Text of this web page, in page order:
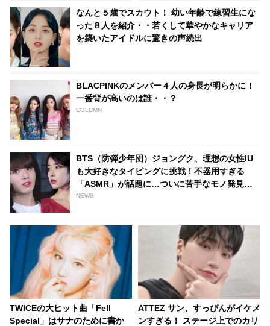
ン！ 各国の個性あふれるデータ
に注目殺到
なんと５歳でスカウト！ 幼い年齢で練習生にな
った８人を紹介・・若くして華やかなキャリア
を築いたアイドルに驚きの声続出
BLACPINKのメンバー４人の身長が明らかに！
一番背が高いのは誰・・？
COLUMN
BTS（防弾少年団）ジョングク、理想の女性IU
も大好きなタイピングに挑戦！不器用すぎる
「ASMR」が話題に…ついに苦手なモノ発見？
[動画あり]
NEWS
TWICEの大ヒット曲「Fell
Special」はサナのために書か
ATTEZ サン、すっぴんがイケメ
ンすぎる！ ステージ上でのカリ